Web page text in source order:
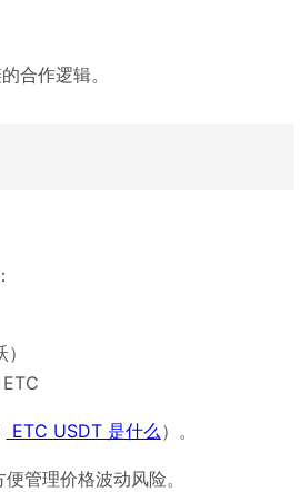
合作逻辑。
ETC USDT 是什么）。
管理价格波动风险。